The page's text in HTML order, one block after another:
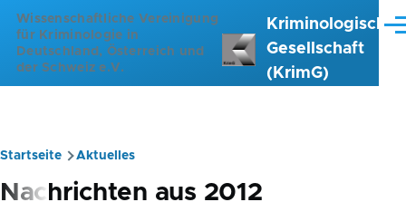
Direkt zum Inhalt
Wissenschaftliche Vereinigung
für Kriminologie in
Deutschland, Österreich und
der Schweiz e.V.
Kriminologische
Gesellschaft
(KrimG)
Pfadnavigation
Startseite Aktuelles
Nachrichten aus 2012